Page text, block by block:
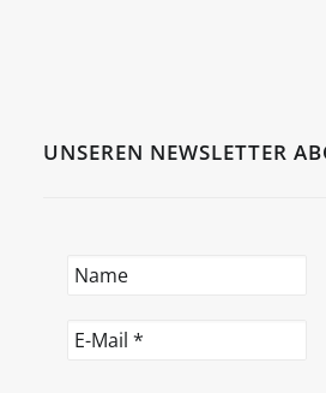
UNSEREN NEWSLETTER